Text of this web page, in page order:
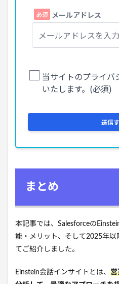
まとめ
本記事では、Salesforceの
能・メリット、そして2025年
てご紹介しました。
Einstein会話インサイトとは、 営